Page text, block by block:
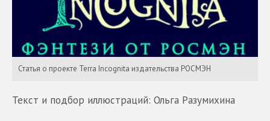
Статья о проекте Terra Incognita издательства РОСМЭН
Текст и подбор иллюстраций: Ольга Pазумихина